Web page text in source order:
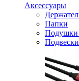
Аксессуары
Папки
Подушки